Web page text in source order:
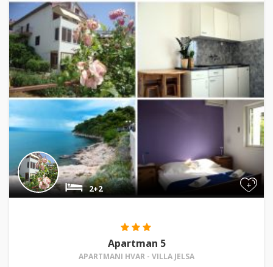
+
2+2
Apartman 5
APARTMANI HVAR - VILLA JELSA